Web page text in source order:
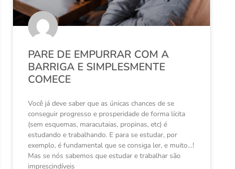
PARE DE EMPURRAR COM A
BARRIGA E SIMPLESMENTE
COMECE
Você já deve saber que as únicas chances de se
conseguir progresso e prosperidade de forma lícita
(sem esquemas, maracutaias, propinas, etc) é
estudando e trabalhando. E para se estudar, por
exemplo, é fundamental que se consiga ler, e muito…!
Mas se nós sabemos que estudar e trabalhar são
imprescindíveis